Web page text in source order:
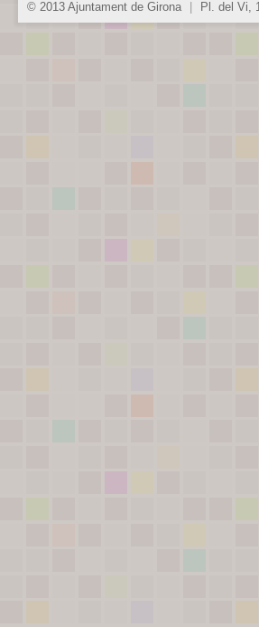
© 2013 Ajuntament de Girona Pl. del Vi,